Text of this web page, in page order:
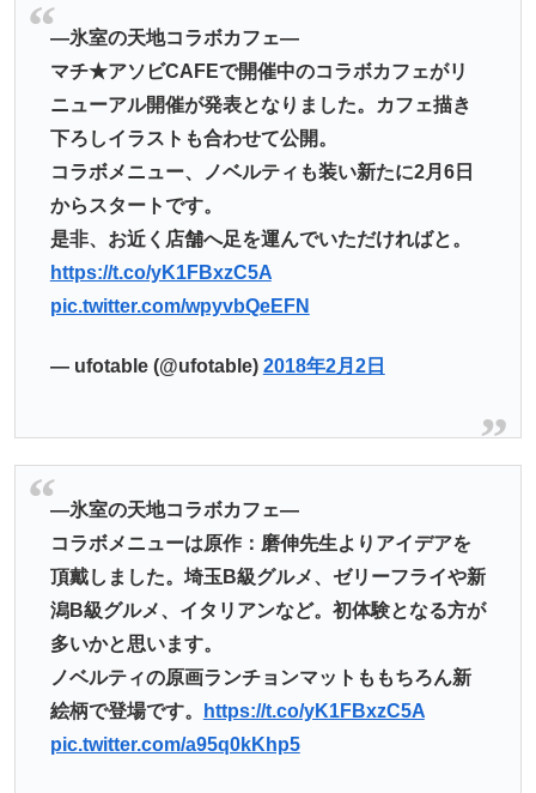
―氷室の天地コラボカフェ―
マチ★アソビCAFEで開催中のコラボカフェがリ
ニューアル開催が発表となりました。カフェ描き
下ろしイラストも合わせて公開。
コラボメニュー、ノベルティも装い新たに2月6日
からスタートです。
是非、お近く店舗へ足を運んでいただければと。
https://t.co/yK1FBxzC5A
pic.twitter.com/wpyvbQeEFN
— ufotable (@ufotable) 2018年2月2日
―氷室の天地コラボカフェ―
コラボメニューは原作：磨伸先生よりアイデアを
頂戴しました。埼玉B級グルメ、ゼリーフライや新
潟B級グルメ、イタリアンなど。初体験となる方が
多いかと思います。
ノベルティの原画ランチョンマットももちろん新
絵柄で登場です。
https://t.co/yK1FBxzC5A
pic.twitter.com/a95q0kKhp5